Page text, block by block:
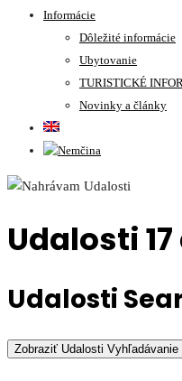
Informácie
Dôležité informácie
Ubytovanie
TURISTICKÉ
Novinky a články
Udalosti
Udalosti
Zobraziť Udalosti Vyhľadávanie